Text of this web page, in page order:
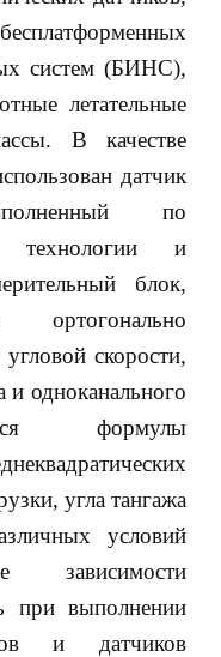
систем (БИНС),
летательные
В качестве
датчик
по
технологии и
блок,
скорости,
и одноканального
формулы
угла тангажа
условий
зависимости
при выполнении
и датчиков